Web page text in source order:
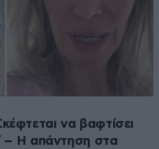
να βαφτίσει
– Η απάντηση στα